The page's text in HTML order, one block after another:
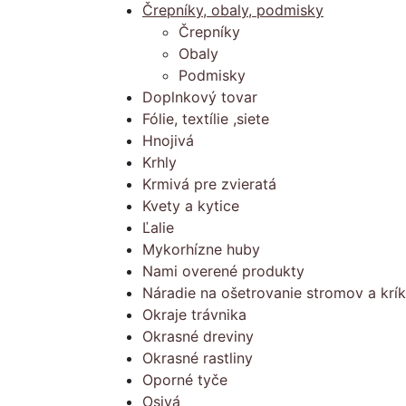
Črepníky, obaly, podmisky
Črepníky
Obaly
Podmisky
Doplnkový tovar
Fólie, textílie ,siete
Hnojivá
Krhly
Krmivá pre zvieratá
Kvety a kytice
Ľalie
Mykorhízne huby
Nami overené produkty
Náradie na ošetrovanie stromov a
Okraje trávnika
Okrasné dreviny
Okrasné rastliny
Oporné tyče
Osivá